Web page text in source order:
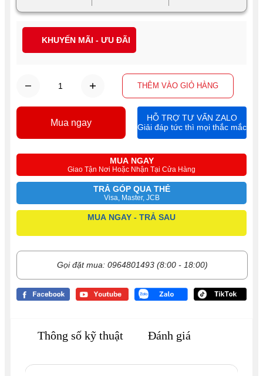
THÊM VÀO GIỎ HÀNG
MUA NGAY
Giao Tận Nơi Hoặc Nhận Tại Cửa Hàng
TRẢ GÓP QUA THẺ
Visa, Master, JCB
MUA NGAY - TRẢ SAU
Gọi đặt mua: 0964801493 (8:00 - 18:00)
Mua ngay
HỖ TRỢ TƯ VẤN ZALO
Giải đáp tức thì mọi thắc mắc
KHUYẾN MÃI - ƯU ĐÃI
Thông số kỹ thuật Đánh giá